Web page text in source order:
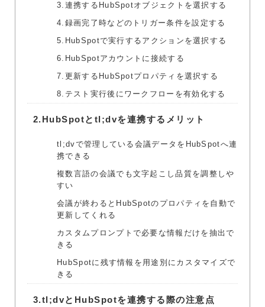
3.連携するHubSpotオブジェクトを選択する
4.録画完了時などのトリガー条件を設定する
5.HubSpotで実行するアクションを選択する
6.HubSpotアカウントに接続する
7.更新するHubSpotプロパティを選択する
8.テスト実行後にワークフローを有効化する
2.HubSpotとtl;dvを連携するメリット
tl;dvで管理している会議データをHubSpotへ連
携できる
複数言語の会議でも文字起こし品質を調整しや
すい
会議が終わるとHubSpotのプロパティを自動で
更新してくれる
カスタムプロンプトで必要な情報だけを抽出で
きる
HubSpotに残す情報を用途別にカスタマイズで
きる
3.tl;dvとHubSpotを連携する際の注意点